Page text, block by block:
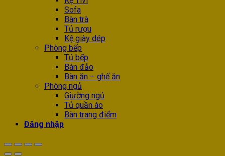
Sofa
Bàn trà
Tủ rượu
Kệ giày dép
Phòng bếp
Tủ bếp
Bàn đảo
Bàn ăn – ghế ăn
Phòng ngủ
Giường ngủ
Tủ quần áo
Bàn trang điểm
Đăng nhập